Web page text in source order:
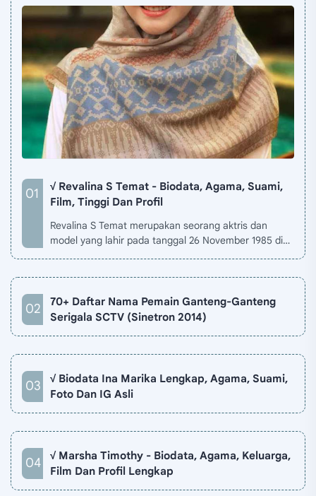
√ Revalina S Temat - Biodata, Agama, Suami,
Film, Tinggi Dan Profil
Revalina S Temat merupakan seorang aktris dan
model yang lahir pada tanggal 26 November 1985 di
70+ Daftar Nama Pemain Ganteng-Ganteng
Serigala SCTV (Sinetron 2014)
√ Biodata Ina Marika Lengkap, Agama, Suami,
Foto Dan IG Asli
√ Marsha Timothy - Biodata, Agama, Keluarga,
Film Dan Profil Lengkap